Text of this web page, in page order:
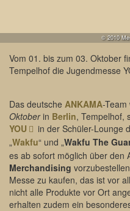
© 2010
Vom 01. bis zum 03. Oktober
Tempelhof die Jugendmesse
Das deutsche ANKAMA-Team
Oktoberin Berlin, Tempelhof,
YOU
in der Schüler-Lounge
„Wakfu“ und „Wakfu The
es ab sofort möglich über den
Merchandising
Messe zu kaufen, das ist vor
nicht alle Produkte vor Ort
erhalten zudem ein